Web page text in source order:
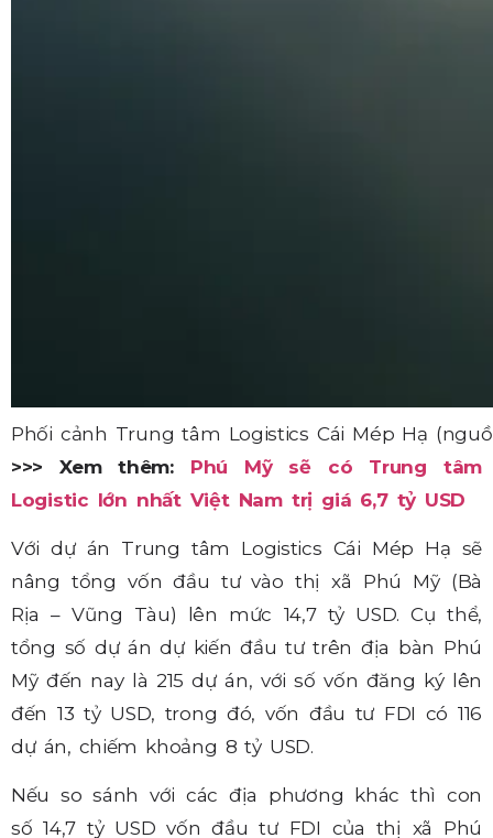
Phối cảnh Trung tâm Logistics Cái Mép Hạ
>>> Xem thêm: Phú Mỹ sẽ có Trung tâm
Logistic lớn nhất Việt Nam trị giá 6,7 tỷ USD
Với dự án Trung tâm Logistics Cái Mép Hạ sẽ
nâng tổng vốn đầu tư vào thị xã Phú Mỹ (Bà
Rịa – Vũng Tàu) lên mức 14,7 tỷ USD. Cụ thể,
tổng số dự án dự kiến đầu tư trên địa bàn Phú
Mỹ đến nay là 215 dự án, với số vốn đăng ký lên
đến 13 tỷ USD, trong đó, vốn đầu tư FDI có 116
dự án, chiếm khoảng 8 tỷ USD.
Nếu so sánh với các địa phương khác thì con
số 14,7 tỷ USD vốn đầu tư FDI của thị xã Phú